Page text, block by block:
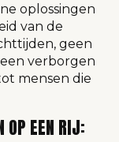
oplossingen
van de
geen
verborgen
mensen die
OP EEN RIJ: